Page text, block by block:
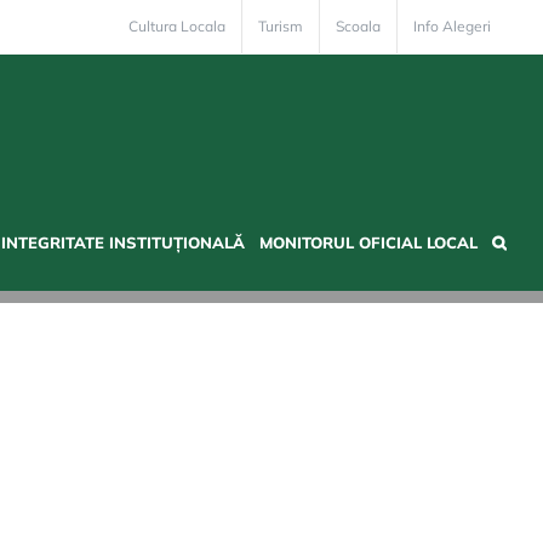
Cultura Locala Turism Scoala Info Alegeri
INTEGRITATE INSTITUȚIONALĂ MONITORUL OFICIAL LOCAL